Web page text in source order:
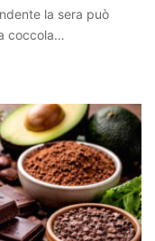
la sera può
coccola…